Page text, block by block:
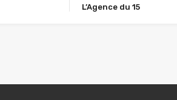
L’Agence du 15